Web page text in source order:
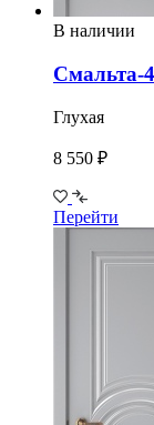
В наличии
Смальта-
Глухая
8 550 ₽
Перейти